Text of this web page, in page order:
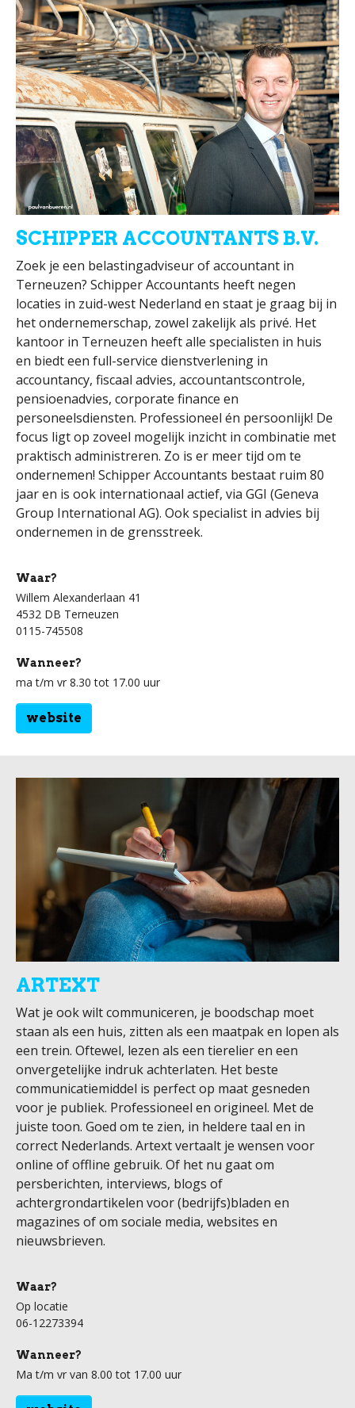
SCHIPPER ACCOUNTANTS B.V.
Zoek je een belastingadviseur of accountant in
Terneuzen? Schipper Accountants heeft negen
locaties in zuid-west Nederland en staat je graag bij in
het ondernemerschap, zowel zakelijk als privé. Het
kantoor in Terneuzen heeft alle specialisten in huis
en biedt een full-service dienstverlening in
accountancy, fiscaal advies, accountantscontrole,
pensioenadvies, corporate finance en
personeelsdiensten. Professioneel én persoonlijk! De
focus ligt op zoveel mogelijk inzicht in combinatie met
praktisch administreren. Zo is er meer tijd om te
ondernemen! Schipper Accountants bestaat ruim 80
jaar en is ook internationaal actief, via GGI (Geneva
Group International AG). Ook specialist in advies bij
ondernemen in de grensstreek.
Waar?
Willem Alexanderlaan 41
4532 DB Terneuzen
0115-745508
Wanneer?
ma t/m vr 8.30 tot 17.00 uur
website
ARTEXT
Wat je ook wilt communiceren, je boodschap moet
staan als een huis, zitten als een maatpak en lopen als
een trein. Oftewel, lezen als een tierelier en een
onvergetelijke indruk achterlaten. Het beste
communicatiemiddel is perfect op maat gesneden
voor je publiek. Professioneel en origineel. Met de
juiste toon. Goed om te zien, in heldere taal en in
correct Nederlands. Artext vertaalt je wensen voor
online of offline gebruik. Of het nu gaat om
persberichten, interviews, blogs of
achtergrondartikelen voor (bedrijfs)bladen en
magazines of om sociale media, websites en
nieuwsbrieven.
Waar?
Op locatie
06-12273394
Wanneer?
Ma t/m vr van 8.00 tot 17.00 uur